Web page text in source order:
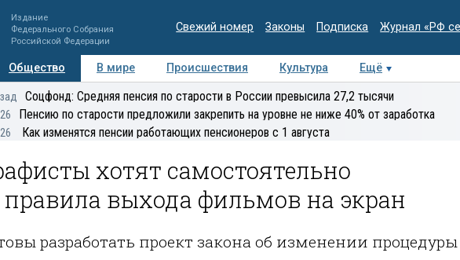
Издание
Федерального Собрания
Российской Федерации
Свежий номер Законы Подписка Журнал «РФ
Общество В мире Происшествия Культура
Ещё
Регионы Медиацентр Интервью Колумнисты
Соцфонд: Средняя пенсия по старости в России превысила 27,2 тысячи
Пенсию по старости предложили закрепить на уровне не ниже 40% от заработка
Как изменятся пенсии работающих пенсионеров с 1 августа
хотят самостоятельно
правила выхода фильмов на экран
разработать проект закона об изменении процедуры